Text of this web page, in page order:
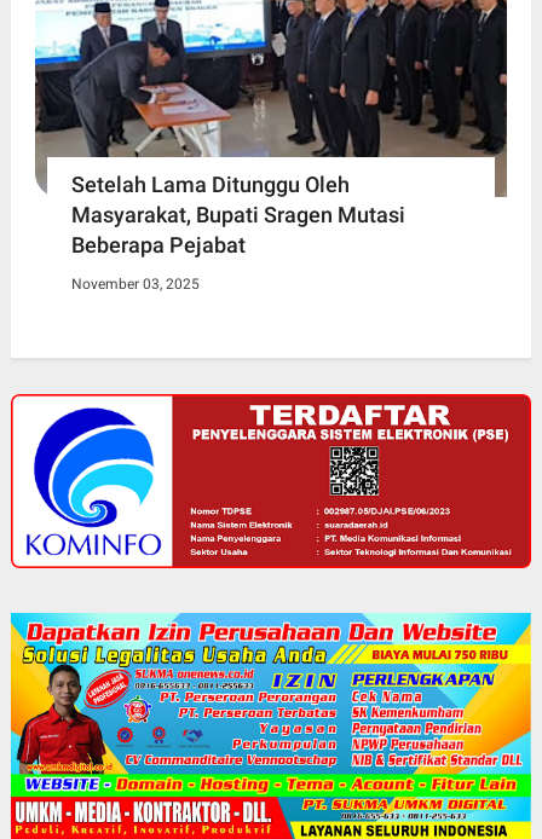
Setelah Lama Ditunggu Oleh
Masyarakat, Bupati Sragen Mutasi
Beberapa Pejabat
November 03, 2025